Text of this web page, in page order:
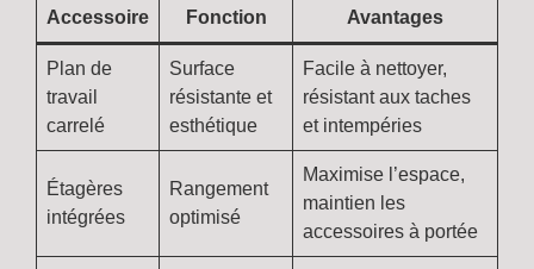
Accessoire Fonction Avantages
Plan de
travail
carrelé
Surface
résistante et
esthétique
Facile à nettoyer,
résistant aux taches
et intempéries
Étagères
intégrées
Rangement
optimisé
Maximise l’espace,
maintien les
accessoires à portée